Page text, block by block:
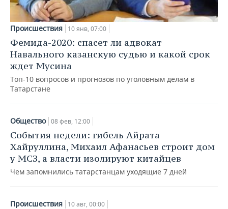
Происшествия 10 янв, 07:00
Фемида-2020: спасет ли адвокат
Навального казанскую судью и какой срок
ждет Мусина
Топ-10 вопросов и прогнозов по уголовным делам в
Татарстане
Общество 08 фев, 12:00
События недели: гибель Айрата
Хайруллина, Михаил Афанасьев строит дом
у МСЗ, а власти изолируют китайцев
Чем запомнились татарстанцам уходящие 7 дней
Происшествия 10 авг, 00:00